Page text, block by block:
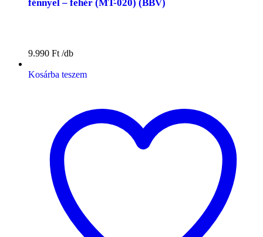
fénnyel – fehér (MT-020) (BBV)
9.990 Ft
Kosárba teszem